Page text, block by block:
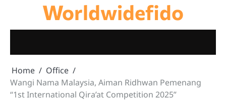
content
Worldwidefido
Home
Office
Wangi Nama Malaysia, Aiman ​​Ridhwan Pemenang
“1st International Qira’at Competition 2025”